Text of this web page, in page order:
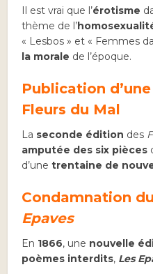
Il est vrai que l’érotisme
thème de l’
« Lesbos » et « Femmes
la morale de l’époque.
Publication
Fleurs du Mal
La seconde édition des
amputée des six pièces
d’une trentaine de
Condamnation
Epaves
En 1866, une nouvelle
poèmes interdits, Les